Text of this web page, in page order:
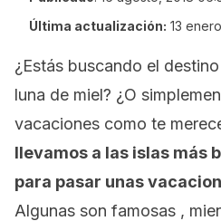
Última actualización: 13
¿Estás buscando el
luna de miel? ¿O
vacaciones como te
llevamos a las islas más
para pasar unas
Algunas son famosas ,